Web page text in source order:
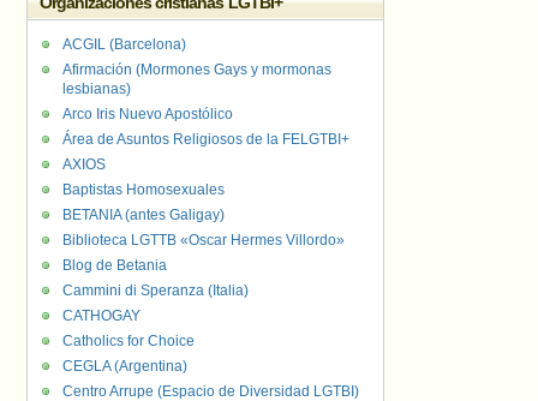
ACGIL (Barcelona)
Afirmación (Mormones Gays y mormonas
lesbianas)
Arco Iris Nuevo Apostólico
Área de Asuntos Religiosos de la FELGTBI+
AXIOS
Baptistas Homosexuales
BETANIA (antes Galigay)
Biblioteca LGTTB «Oscar Hermes Villordo»
Blog de Betania
Cammini di Speranza (Italia)
CATHOGAY
Catholics for Choice
CEGLA (Argentina)
Centro Arrupe (Espacio de Diversidad LGTBI)